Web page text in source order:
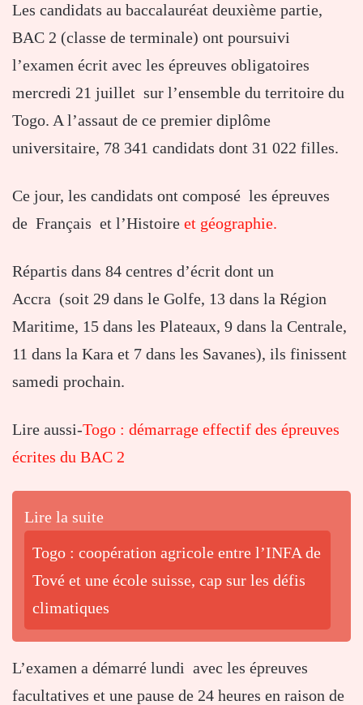
Les candidats au baccalauréat deuxième partie,
BAC 2 (classe de terminale) ont poursuivi
l’examen écrit avec les épreuves obligatoires
mercredi 21 juillet sur l’ensemble du territoire du
Togo. A l’assaut de ce premier diplôme
universitaire, 78 341 candidats dont 31 022 filles.
Ce jour, les candidats ont composé les épreuves
de Français et l’Histoire et géographie.
Répartis dans 84 centres d’écrit dont un
Accra (soit 29 dans le Golfe, 13 dans la Région
Maritime, 15 dans les Plateaux, 9 dans la Centrale,
11 dans la Kara et 7 dans les Savanes), ils finissent
samedi prochain.
Lire aussi-Togo : démarrage effectif des épreuves
écrites du BAC 2
Lire la suite
Togo : coopération agricole entre l’INFA de
Tové et une école suisse, cap sur les défis
climatiques
L’examen a démarré lundi avec les épreuves
facultatives et une pause de 24 heures en raison de